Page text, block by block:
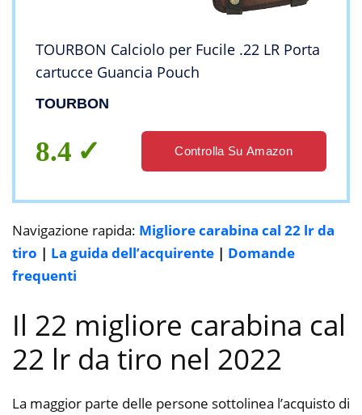
TOURBON Calciolo per Fucile .22 LR Porta
cartucce Guancia Pouch
TOURBON
8.4 Controlla Su Amazon
Navigazione rapida: Migliore carabina cal 22 lr da
tiro | La guida dell’acquirente | Domande
frequenti
Il 22 migliore carabina cal
22 lr da tiro nel 2022
La maggior parte delle persone sottolinea l’acquisto di